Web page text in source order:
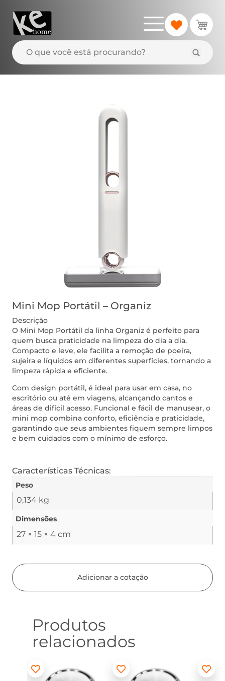
Mini Mop Portátil – Organiz
Descrição
O Mini Mop Portátil da linha Organiz é perfeito para
quem busca praticidade na limpeza do dia a dia.
Compacto e leve, ele facilita a remoção de poeira,
sujeira e líquidos em diferentes superfícies, tornando a
limpeza rápida e eficiente.
Com design portátil, é ideal para usar em casa, no
escritório ou até em viagens, alcançando cantos e
áreas de difícil acesso. Funcional e fácil de manusear, o
mini mop combina conforto, eficiência e praticidade,
garantindo que seus ambientes fiquem sempre limpos
e bem cuidados com o mínimo de esforço.
Características Técnicas:
Peso
0,134 kg
Dimensões
27 × 15 × 4 cm
Adicionar a cotação
Produtos
relacionados